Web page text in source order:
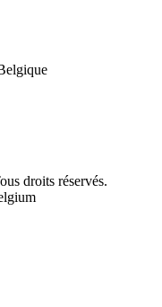
droits réservés.